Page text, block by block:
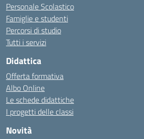
Personale Scolastico
Famiglie e studenti
Percorsi di studio
Tutti i servizi
Didattica
Offerta formativa
Albo Online
Le schede didattiche
I progetti delle classi
Novità